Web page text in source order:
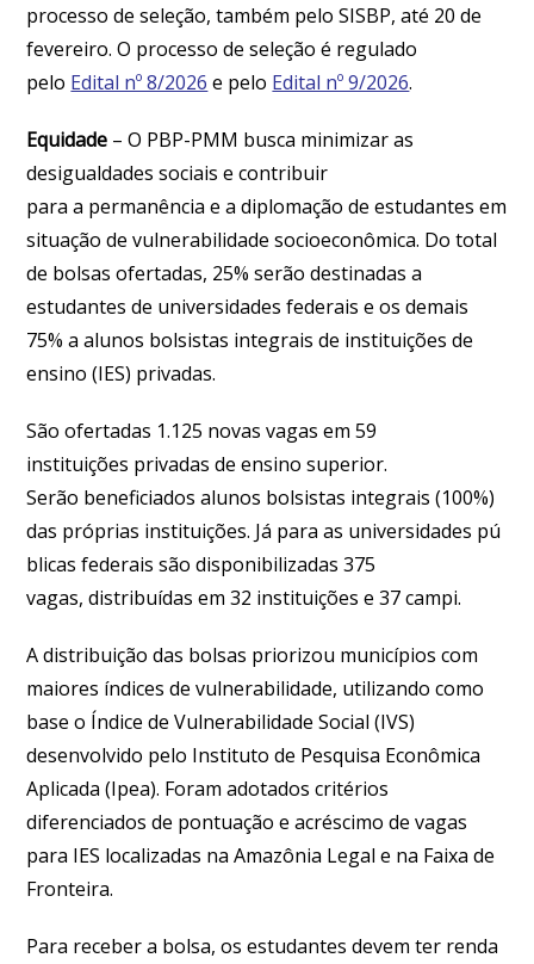
processo de seleção, também pelo SISBP, até 20 de
fevereiro. O processo de seleção é regulado
pelo Edital nº 8/2026 e pelo Edital nº 9/2026.
Equidade – O PBP-PMM busca minimizar as
desigualdades sociais e contribuir
para a permanência e a diplomação de estudantes em
situação de vulnerabilidade socioeconômica. Do total
de bolsas ofertadas, 25% serão destinadas a
estudantes de universidades federais e os demais
75% a alunos bolsistas integrais de instituições de
ensino (IES) privadas.
São ofertadas 1.125 novas vagas em 59
instituições privadas de ensino superior.
Serão beneficiados alunos bolsistas integrais (100%)
das próprias instituições. Já para as universidades pú
blicas federais são disponibilizadas 375
vagas, distribuídas em 32 instituições e 37 campi.
A distribuição das bolsas priorizou municípios com
maiores índices de vulnerabilidade, utilizando como
base o Índice de Vulnerabilidade Social (IVS)
desenvolvido pelo Instituto de Pesquisa Econômica
Aplicada (Ipea). Foram adotados critérios
diferenciados de pontuação e acréscimo de vagas
para IES localizadas na Amazônia Legal e na Faixa de
Fronteira.
Para receber a bolsa, os estudantes devem ter renda